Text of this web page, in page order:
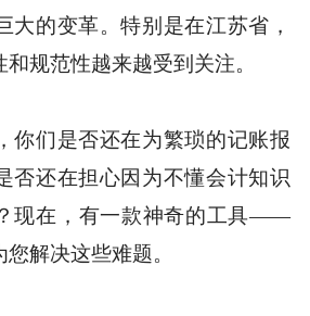
大的变革。特别是在江苏省，
规范性越来越受到关注。
你们是否还在为繁琐的记账报
否还在担心因为不懂会计知识
现在，有一款神奇的工具——
解决这些难题。